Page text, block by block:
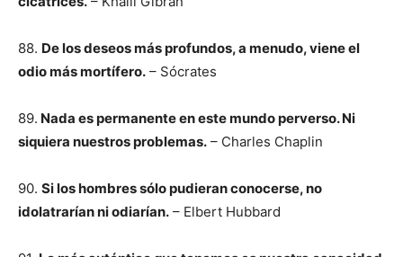
88. De los deseos más profundos, a menudo, viene el
odio más mortífero. – Sócrates
89. Nada es permanente en este mundo perverso. Ni
siquiera nuestros problemas. – Charles Chaplin
90. Si los hombres sólo pudieran conocerse, no
idolatrarían ni odiarían. – Elbert Hubbard